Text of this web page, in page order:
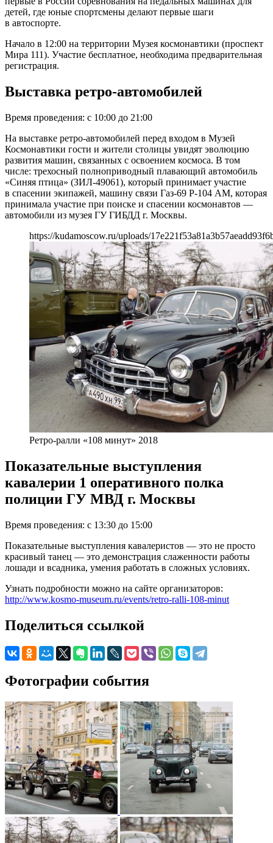
детей, где юные спортсмены делают первые шаги
в автоспорте.
Начало в 12:00 на территории Музея космонавтики (проспект
Мира 111). Участие бесплатное, необходима предварительная
регистрация.
Выставка ретро-автомобилей
Время проведения: с 10:00 до 21:00
На выставке ретро-автомобилей перед входом в Музей
Космонавтики гости и жители столицы увидят эволюцию
развития машин, связанных с освоением космоса. В том
числе: трехосный полноприводный плавающий автомобиль
«Синяя птица» (ЗИЛ-49061), который принимает участие
в спасении экипажей, машину связи Газ-69 Р-104 АМ, которая
принимала участие при поиске и спасении космонавтов —
автомобили из музея ГУ ГИБДД г. Москвы.
https://kudamoscow.ru/uploads/
Ретро-ралли «108 минут» 2018
Показательные выступления
кавалерии 1 оперативного полка
полиции ГУ МВД г. Москвы
Время проведения: с 13:30 до 15:00
Показательные выступления кавалеристов — это не просто
красивый танец — это демонстрация слаженности работы
лошади и всадника, умения работать в сложных условиях.
Узнать подробности можно на сайте организаторов:
http://www.kosmo-museum.ru/events/retro-ralli-108-minut
Поделиться ссылкой
Фотографии события